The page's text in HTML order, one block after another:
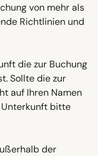
von mehr als
Richtlinien und
die zur Buchung
Sollte die zur
auf Ihren Namen
Unterkunft bitte
der